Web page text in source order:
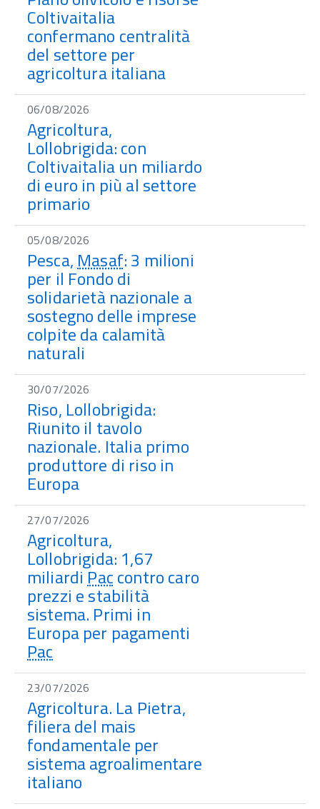
Coltivaitalia
confermano centralità
del settore per
agricoltura italiana
06/08/2026
Agricoltura,
Lollobrigida: con
Coltivaitalia un miliardo
di euro in più al settore
primario
05/08/2026
Pesca, Masaf: 3 milioni
per il Fondo di
solidarietà nazionale a
sostegno delle imprese
colpite da calamità
naturali
30/07/2026
Riso, Lollobrigida:
Riunito il tavolo
nazionale. Italia primo
produttore di riso in
Europa
27/07/2026
Agricoltura,
Lollobrigida: 1,67
miliardiPaccontro caro
prezzi e stabilità
sistema. Primi in
Europa per pagamenti
Pac
23/07/2026
Agricoltura. La Pietra,
filiera del mais
fondamentale per
sistema agroalimentare
italiano